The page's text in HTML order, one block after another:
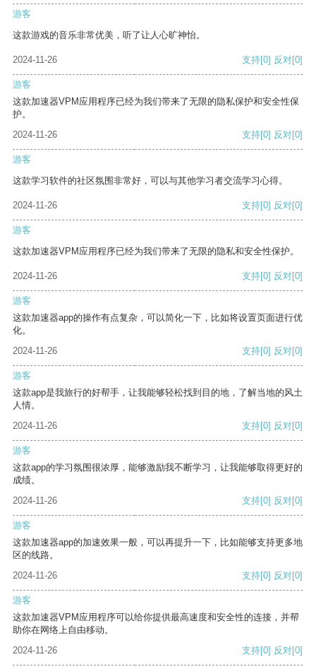
游客
这款游戏的音乐非常优美，听了让人心旷神怡。
2024-11-26 支持[0] 反对[0]
游客
这款加速器VPM应用程序已经为我们带来了无限的隐私保护和安全性保
护。
2024-11-26
支持[0] 反对[0]
游客
这款学习软件的社区氛围非常好，可以与其他学习者交流学习心得。
2024-11-26 支持[0] 反对[0]
游客
这款加速器VPM应用程序已经为我们带来了无限的隐私和安全性保护。
2024-11-26 支持[0] 反对[0]
游客
这款加速器app的操作有点复杂，可以简化一下，比如将设置页面进行优
化。
2024-11-26
支持[0] 反对[0]
游客
这款app是我旅行的好帮手，让我能够轻松找到目的地，了解当地的风土
人情。
2024-11-26
支持[0] 反对[0]
游客
这款app的学习氛围很浓厚，能够激励我不断学习，让我能够取得更好的
成绩。
2024-11-26
支持[0] 反对[0]
游客
这款加速器app的加速效果一般，可以再提升一下，比如能够支持更多地
区的线路。
2024-11-26
支持[0] 反对[0]
游客
这款加速器VPM应用程序可以给你提供最高速度和安全性的连接，并帮
助你在网络上自由移动。
2024-11-26
支持[0] 反对[0]